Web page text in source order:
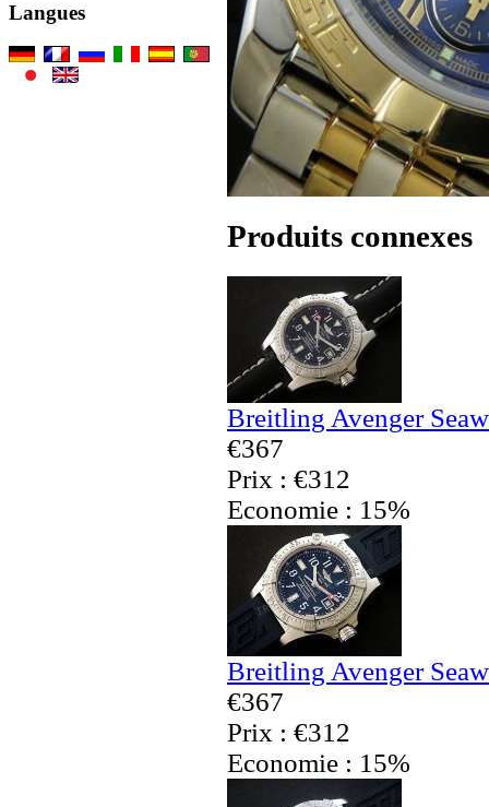
Langues
Produits connexes
Breitling Avenger
€367
Prix : €312
Economie : 15%
Breitling Avenger
€367
Prix : €312
Economie : 15%